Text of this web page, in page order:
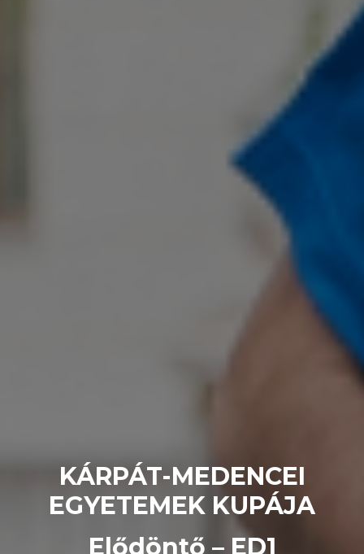
KÁRPÁT-MEDENCEI
EGYETEMEK KUPÁJA
Elődöntő – ED1